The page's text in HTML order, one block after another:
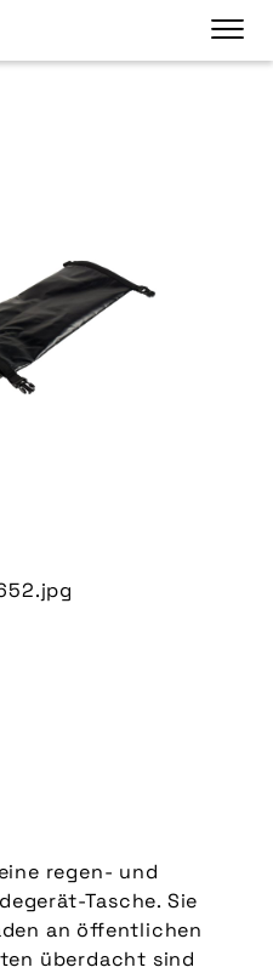
regen- und
Tasche. Sie
an öffentlichen
überdacht sind